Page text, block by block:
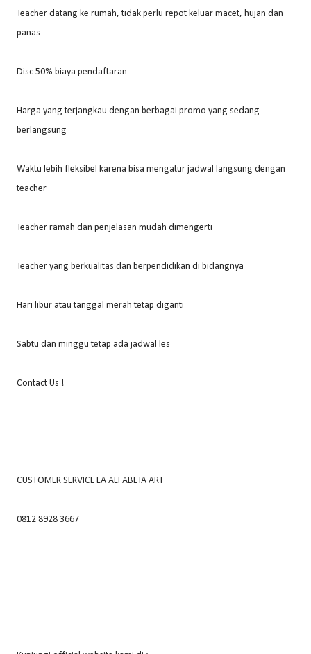
Teacher datang ke rumah, tidak perlu repot keluar macet, hujan dan
panas
Disc 50% biaya pendaftaran
Harga yang terjangkau dengan berbagai promo yang sedang
berlangsung
Waktu lebih fleksibel karena bisa mengatur jadwal langsung dengan
teacher
Teacher ramah dan penjelasan mudah dimengerti
Teacher yang berkualitas dan berpendidikan di bidangnya
Hari libur atau tanggal merah tetap diganti
Sabtu dan minggu tetap ada jadwal les
Contact Us !
CUSTOMER SERVICE LA ALFABETA ART
0812 8928 3667